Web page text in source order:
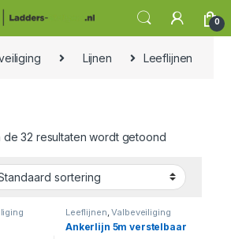
0
Lijnen Leeflijnen
de 32 resultaten wordt getoond
Leeflijnen,Valbeveiliging
Ankerlijn 5m verstelbaar